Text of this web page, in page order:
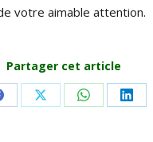
votre aimable attention.
Partager cet article
Share Share Share